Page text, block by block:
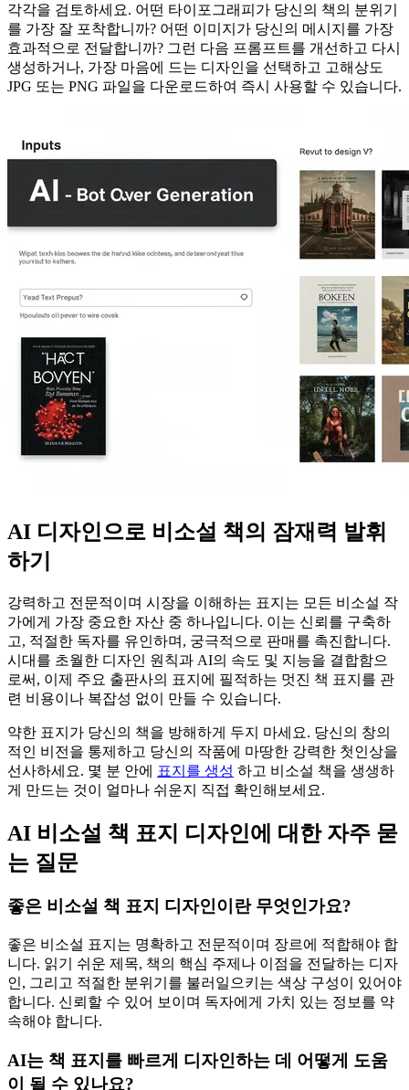
각각을 검토하세요. 어떤 타이포그래피가 당신의 책의 분위기
를 가장 잘 포착합니까? 어떤 이미지가 당신의 메시지를 가장
효과적으로 전달합니까? 그런 다음 프롬프트를 개선하고 다시
생성하거나, 가장 마음에 드는 디자인을 선택하고 고해상도
JPG 또는 PNG 파일을 다운로드하여 즉시 사용할 수 있습니다.
AI 디자인으로 비소설 책의 잠재력 발휘
하기
강력하고 전문적이며 시장을 이해하는 표지는 모든 비소설 작
가에게 가장 중요한 자산 중 하나입니다. 이는 신뢰를 구축하
고, 적절한 독자를 유인하며, 궁극적으로 판매를 촉진합니다.
시대를 초월한 디자인 원칙과 AI의 속도 및 지능을 결합함으
로써, 이제 주요 출판사의 표지에 필적하는 멋진 책 표지를 관
련 비용이나 복잡성 없이 만들 수 있습니다.
약한 표지가 당신의 책을 방해하게 두지 마세요. 당신의 창의
적인 비전을 통제하고 당신의 작품에 마땅한 강력한 첫인상을
선사하세요. 몇 분 안에
표지를 생성 하고 비소설 책을 생생하
게 만드는 것이 얼마나 쉬운지 직접 확인해보세요.
AI 비소설 책 표지 디자인에 대한 자주 묻
는 질문
좋은 비소설 책 표지 디자인이란 무엇인가요?
좋은 비소설 표지는 명확하고 전문적이며 장르에 적합해야 합
니다. 읽기 쉬운 제목, 책의 핵심 주제나 이점을 전달하는 디자
인, 그리고 적절한 분위기를 불러일으키는 색상 구성이 있어야
합니다. 신뢰할 수 있어 보이며 독자에게 가치 있는 정보를 약
속해야 합니다.
AI는 책 표지를 빠르게 디자인하는 데 어떻게 도움
이 될 수 있나요?